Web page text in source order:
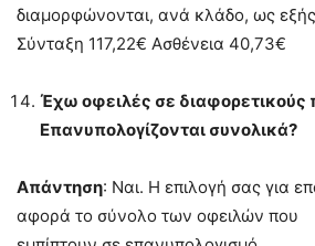
διαμορφώνονται, ανά κλάδο, ως
Σύνταξη 117,22€ Ασθένεια 40,73€
Έχω οφειλές σε διαφορετικούς
Επανυπολογίζονται συνολικά?
Απάντηση: Ναι. Η επιλογή σας για
αφορά το σύνολο των οφειλών που